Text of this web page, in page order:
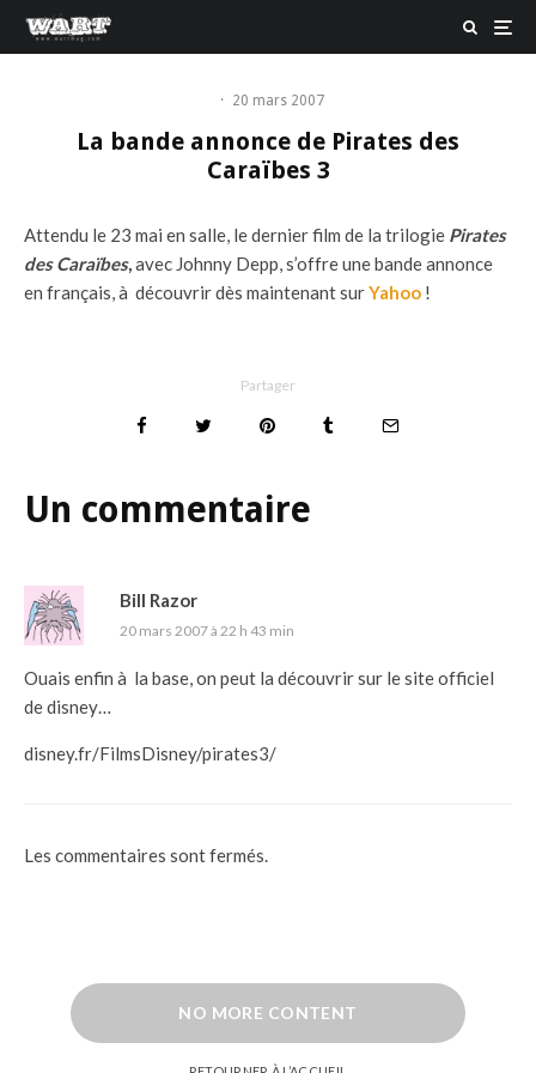
· 20 mars 2007
La bande annonce de Pirates des
Caraïbes 3
Attendu le 23 mai en salle, le dernier film de la trilogie Pirates
des Caraïbes,avec Johnny Depp, s’offre une bande annonce
en français, à découvrir dès maintenant surYahoo !
Partager
Un commentaire
Bill Razor
20 mars 2007 à 22 h 43 min
Ouais enfin à la base, on peut la découvrir sur le site officiel
de disney…
disney.fr/FilmsDisney/pirates3/
Les commentaires sont fermés.
NO MORE CONTENT